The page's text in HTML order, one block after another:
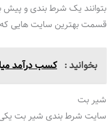
بتوانند یک شرط بندی و پیش
قسمت بهترین سایت هایی که
بخوانید : کسب درآمد
شیر بت
سایت شرط بندی شیر بت یکی